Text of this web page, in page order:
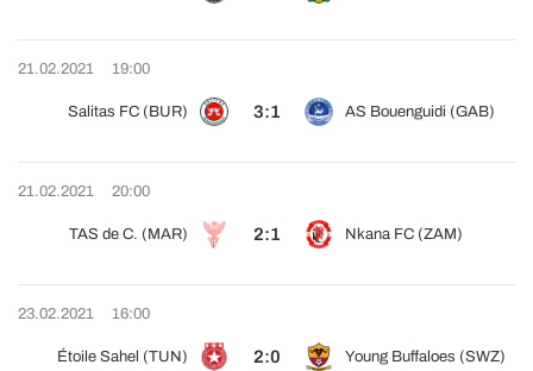
21.02.2021 19:00
Salitas FC (BUR) 3:1 AS Bouenguidi (GAB)
21.02.2021 20:00
TAS de C. (MAR) 2:1 Nkana FC (ZAM)
23.02.2021 16:00
Étoile Sahel (TUN) 2:0 Young Buffaloes (SWZ)